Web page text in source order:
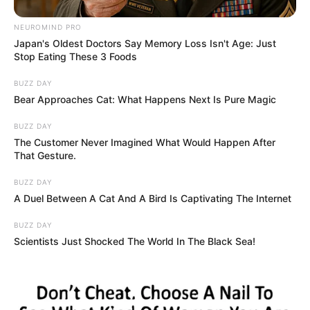
korszak egyik legismertebb jelképévé. A
közvéleményt nemcsak az érdekli, hogy pontosan
milyen épületek készültek ott, hanem az is, miből,
milyen engedélyekkel, milyen műemlékvédelmi
döntésekkel és kik szakmai közreműködésével
valósult meg a beruházás.
A tervező cége közben komoly állami
megbízásokat nyert
Taraczky Dániel neve nemcsak Hatvanpuszta miatt
került a hírekbe. A Telex szerint cége, az Art1st
Design Studio Kft. 2022 és 2024 között legalább
NEUROMIND PRO
Japan's Oldest Doctors Say Memory Loss Isn't Age: Just
Stop Eating These 3 Foods
BUZZ DAY
Bear Approaches Cat: What Happens Next Is Pure Magic
BUZZ DAY
The Customer Never Imagined What Would Happen After
That Gesture.
BUZZ DAY
A Duel Between A Cat And A Bird Is Captivating The Internet
BUZZ DAY
Scientists Just Shocked The World In The Black Sea!